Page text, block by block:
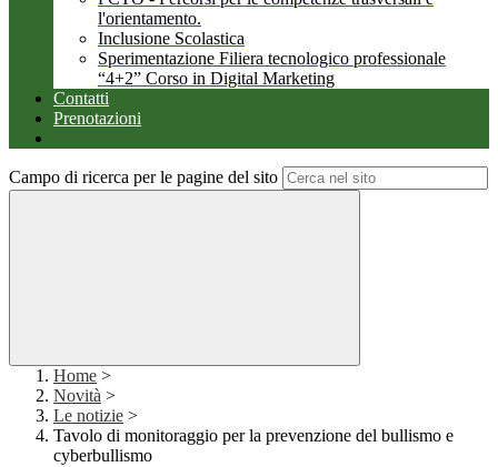
l'orientamento.
Inclusione Scolastica
Sperimentazione Filiera tecnologico professionale
“4+2” Corso in Digital Marketing
Contatti
Prenotazioni
Campo di ricerca per le pagine del sito
Home >
Novità >
Le notizie >
Tavolo di monitoraggio per la prevenzione del bullismo e
cyberbullismo